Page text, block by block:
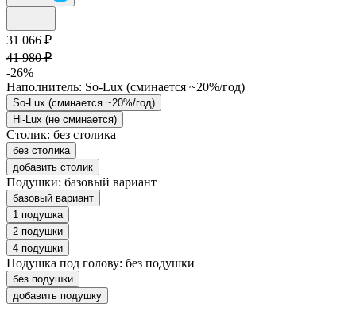
31 066 ₽
41 980 ₽
-26%
Наполнитель: So-Lux (cминается ~20%/год)
So-Lux (cминается ~20%/год)
Hi-Lux (не сминается)
Столик: без столика
без столика
добавить столик
Подушки: базовый вариант
базовый вариант
1 подушка
2 подушки
4 подушки
Подушка под голову: без подушки
без подушки
добавить подушку